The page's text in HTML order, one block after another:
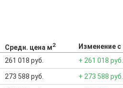
Средн. цена м2 Изменение с
261 018 руб. + 261 018 руб.
273 588 руб. + 273 588 руб.